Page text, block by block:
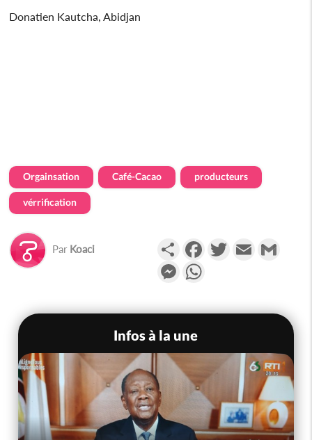
Donatien Kautcha, Abidjan
Orgainsation Café-Cacao producteurs
vérrification
Par Koaci PartagerFacebookTwitterEmail
Messenger
Infos à la une